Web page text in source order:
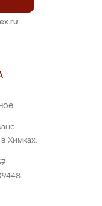
Химках.